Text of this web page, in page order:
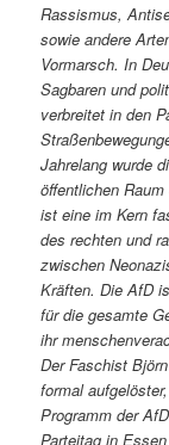
Rassismus,
sowie andere
Vormarsch. In
Sagbaren und
verbreitet in den
Jahrelang wurde
öffentlichen
ist eine im Kern
des rechten und
zwischen
Kräften. Die AfD
für die gesamte
ihr
Der Faschist
formal
Programm der
Parteitag in